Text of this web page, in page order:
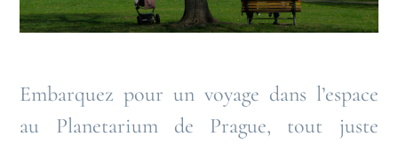
Embarquez pour un voyage dans l’espace
au Planetarium de Prague, tout juste